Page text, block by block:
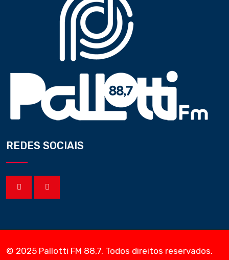
REDES SOCIAIS
© 2025 Pallotti FM 88,7. Todos direitos reservados.